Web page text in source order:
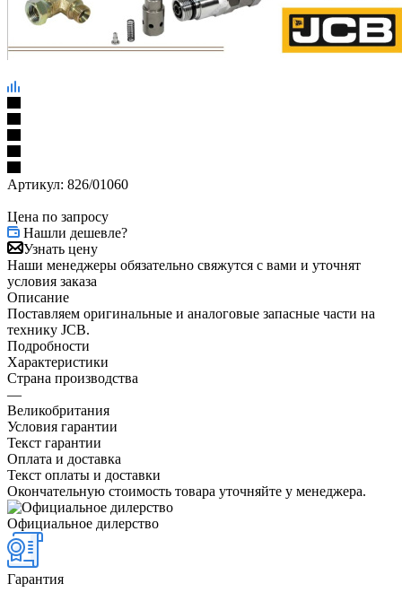
Артикул: 826/01060
Цена по запросу
Нашли дешевле?
Узнать цену
Наши менеджеры обязательно свяжутся с вами и уточнят
условия заказа
Описание
Поставляем оригинальные и аналоговые запасные части на
технику JCB.
Подробности
Характеристики
Страна производства
—
Великобритания
Условия гарантии
Текст гарантии
Оплата и доставка
Текст оплаты и доставки
Окончательную стоимость товара уточняйте у менеджера.
Официальное дилерство
Гарантия